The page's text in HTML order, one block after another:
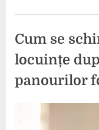
Cum se
locuințe
panourilor
Posted